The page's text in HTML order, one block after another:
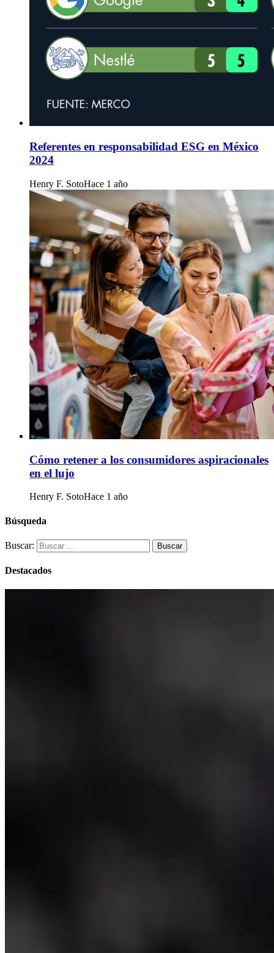
Referentes en responsabilidad ESG en México
2024
Henry F. SotoHace 1 año
Cómo retener a los consumidores aspiracionales
en el lujo
Henry F. SotoHace 1 año
Búsqueda
Buscar:
Destacados